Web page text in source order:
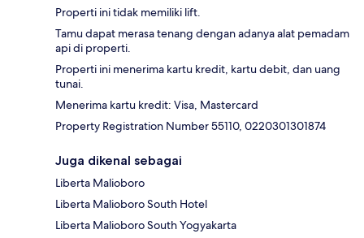
Properti ini tidak memiliki lift.
Tamu dapat merasa tenang dengan adanya alat pemadam
api di properti.
Properti ini menerima kartu kredit, kartu debit, dan uang
tunai.
Menerima kartu kredit: Visa, Mastercard
Property Registration Number 55110, 0220301301874
Juga dikenal sebagai
Liberta Malioboro
Liberta Malioboro South Hotel
Liberta Malioboro South Yogyakarta